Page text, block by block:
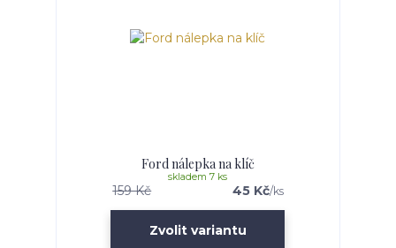
Ford nálepka na klíč
159 Kč 45 Kč/ks
skladem 7 ks
Zvolit variantu